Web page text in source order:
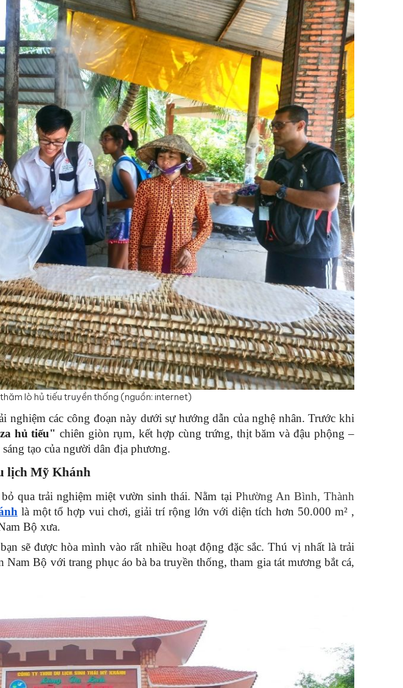
lò hủ tiếu truyền thống (nguồn: internet)
nghiệm các công đoạn này dưới sự hướng dẫn của nghệ nhân. Trước khi
hủ tiếu" chiên giòn rụm, kết hợp cùng trứng, thịt băm và đậu phộng –
tạo của người dân địa phương.
lịch Mỹ Khánh
qua trải nghiệm miệt vườn sinh thái. Nằm tại Phường An Bình, Thành
là một tổ hợp vui chơi, giải trí rộng lớn với diện tích hơn 50.000 m² ,
Bộ xưa.
sẽ được hòa mình vào rất nhiều hoạt động đặc sắc. Thú vị nhất là trải
Nam Bộ với trang phục áo bà ba truyền thống, tham gia tát mương bắt cá,